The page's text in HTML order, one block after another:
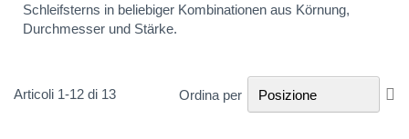
Schleifsterns in beliebiger Kombinationen aus Körnung,
Durchmesser und Stärke.
Articoli 1-12 di 13 Ordina per